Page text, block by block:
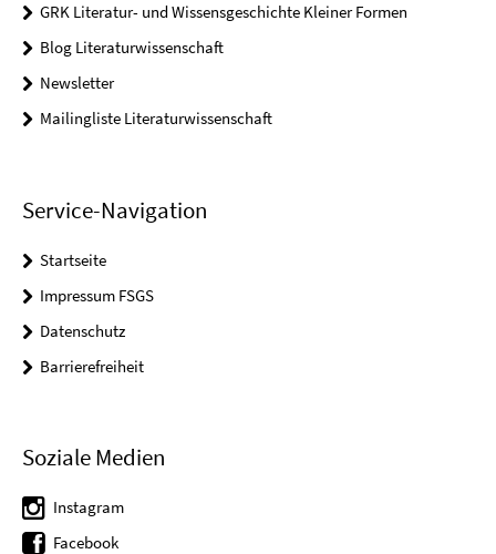
GRK Literatur- und Wissensgeschichte Kleiner Formen
Blog Literaturwissenschaft
Newsletter
Mailingliste Literaturwissenschaft
Service-Navigation
Startseite
Impressum FSGS
Datenschutz
Barrierefreiheit
Soziale Medien
Instagram
Facebook